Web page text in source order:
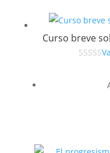
Curso breve